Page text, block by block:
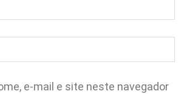
e-mail e site neste navegador